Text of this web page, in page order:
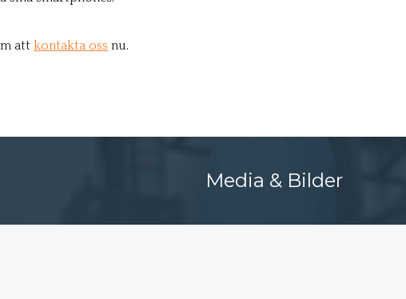
att kontakta oss nu.
Media & Bilder